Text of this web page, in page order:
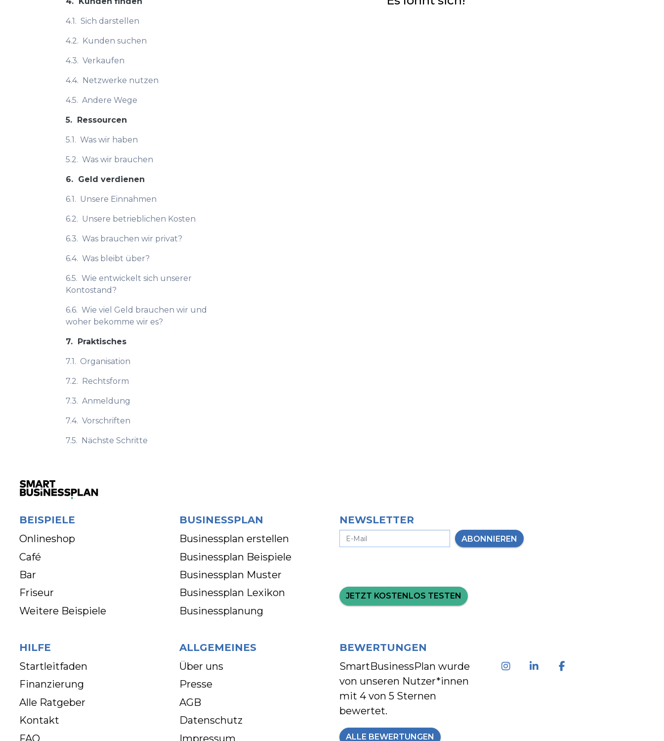
4.1. Sich darstellen
4.2. Kunden suchen
4.3. Verkaufen
4.4. Netzwerke nutzen
4.5. Andere Wege
5. Ressourcen
5.1. Was wir haben
5.2. Was wir brauchen
6. Geld verdienen
6.1. Unsere Einnahmen
6.2. Unsere betrieblichen Kosten
6.3. Was brauchen wir privat?
6.4. Was bleibt über?
6.5. Wie entwickelt sich unserer
Kontostand?
6.6. Wie viel Geld brauchen wir und
woher bekomme wir es?
7. Praktisches
7.1. Organisation
7.2. Rechtsform
7.3. Anmeldung
7.4. Vorschriften
7.5. Nächste Schritte
BEISPIELE
Onlineshop
Café
Bar
Friseur
Weitere Beispiele
BUSINESSPLAN
Businessplan erstellen
Businessplan Beispiele
Businessplan Muster
Businessplan Lexikon
Businessplanung
NEWSLETTER
ABONNIEREN
JETZT KOSTENLOS TESTEN
HILFE
Startleitfaden
Finanzierung
Alle Ratgeber
Kontakt
FAQ
ALLGEMEINES
Über uns
Presse
AGB
Datenschutz
Impressum
BEWERTUNGEN
SmartBusinessPlan wurde
von unseren Nutzer*innen
mit 4 von 5 Sternen
bewertet.
ALLE BEWERTUNGEN